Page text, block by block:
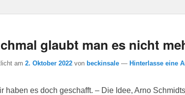
glaubt man es nicht
am 2. Oktober 2022 von beckinsale — Hinterlasse eine
haben es doch geschafft. – Die Idee, Arno